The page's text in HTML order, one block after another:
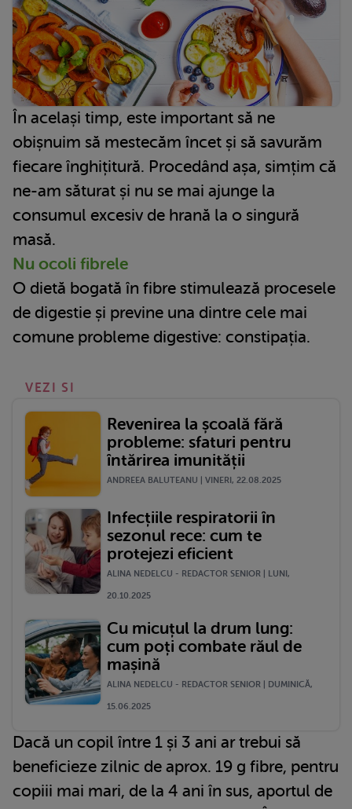
În același timp, este important să ne
obișnuim să mestecăm încet și să savurăm
fiecare înghițitură. Procedând așa, simțim că
ne-am săturat și nu se mai ajunge la
consumul excesiv de hrană la o singură
masă.
Nu ocoli fibrele
O dietă bogată în fibre stimulează procesele
de digestie și previne una dintre cele mai
comune probleme digestive: constipația.
VEZI SI
Revenirea la școală fără
probleme: sfaturi pentru
întărirea imunității
ANDREEA BALUTEANU | VINERI, 22.08.2025
Infecțiile respiratorii în
sezonul rece: cum te
protejezi eficient
ALINA NEDELCU - REDACTOR SENIOR | LUNI,
20.10.2025
Cu micuțul la drum lung:
cum poți combate răul de
mașină
ALINA NEDELCU - REDACTOR SENIOR | DUMINICĂ,
15.06.2025
Dacă un copil între 1 și 3 ani ar trebui să
beneficieze zilnic de aprox. 19 g fibre, pentru
copiii mai mari, de la 4 ani în sus, aportul de